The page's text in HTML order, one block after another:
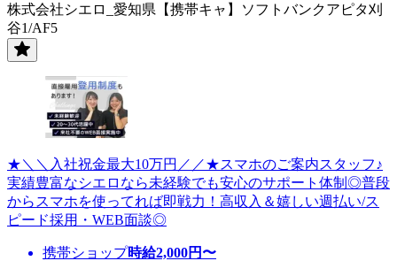
株式会社シエロ_愛知県【携帯キャ】ソフトバンクアピタ刈
谷1/AF5
★＼＼入社祝金最大10万円／／★スマホのご案内スタッフ♪
実績豊富なシエロなら未経験でも安心のサポート体制◎普段
からスマホを使ってれば即戦力！高収入＆嬉しい週払い/ス
ピード採用・WEB面談◎
携帯ショップ時給2,000円〜